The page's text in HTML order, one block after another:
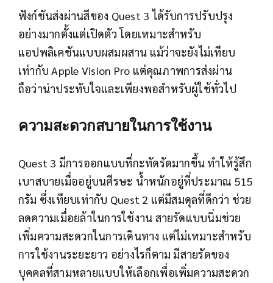
ฟังก์ชันส่งผ่านสีของ Quest 3 ได้รับการปรับปรุง
อย่างมากตั้งแต่เปิดตัว โดยเหมาะสำหรับ
แอปพลิเคชันแบบผสมผสาน แม้ว่าจะยังไม่เทียบ
เท่ากับ Apple Vision Pro แต่คุณภาพการส่งผ่าน
ถือว่าน่าประทับใจและเพียงพอสำหรับผู้ใช้ทั่วไป
ความสะดวกสบายในการใช้งาน
Quest 3 มีการออกแบบที่กะทัดรัดมากขึ้น ทำให้รู้สึก
เบาสบายเมื่ออยู่บนศีรษะ น้ำหนักอยู่ที่ประมาณ 515
กรัม ซึ่งเทียบเท่ากับ Quest 2 แต่มีสมดุลที่ดีกว่า ช่วย
ลดความเมื่อยล้าในการใช้งาน สายรัดแบบนิ่มช่วย
เพิ่มความสะดวกในการเดินทาง แต่ไม่เหมาะสำหรับ
การใช้งานระยะยาว อย่างไรก็ตาม มีสายรัดของ
บุคคลที่สามหลายแบบให้เลือกเพื่อเพิ่มความสะดวก